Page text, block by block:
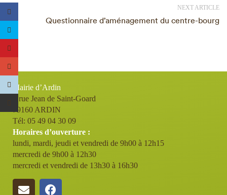
NEXT ARTICLE
Questionnaire d’aménagement du centre-bourg
Mairie d’Ardin
9 rue Jean de Saint-Goard
79160 ARDIN
Tél: 05 49 04 30 09
Horaires d’ouverture :
lundi, mardi, jeudi et vendredi de 9h00 à 12h15
mercredi de 9h00 à 12h30
mercredi et vendredi de 13h30 à 16h30